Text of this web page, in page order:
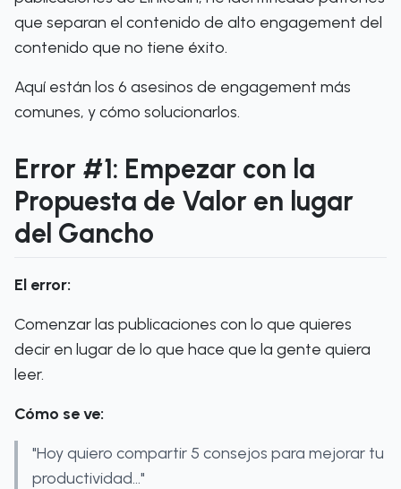
que separan el contenido de alto engagement del
contenido que no tiene éxito.
Aquí están los 6 asesinos de engagement más
comunes, y cómo solucionarlos.
Error #1: Empezar con la
Propuesta de Valor en lugar
del Gancho
El error:
Comenzar las publicaciones con lo que quieres
decir en lugar de lo que hace que la gente quiera
leer.
Cómo se ve:
"Hoy quiero compartir 5 consejos para mejorar tu
productividad..."